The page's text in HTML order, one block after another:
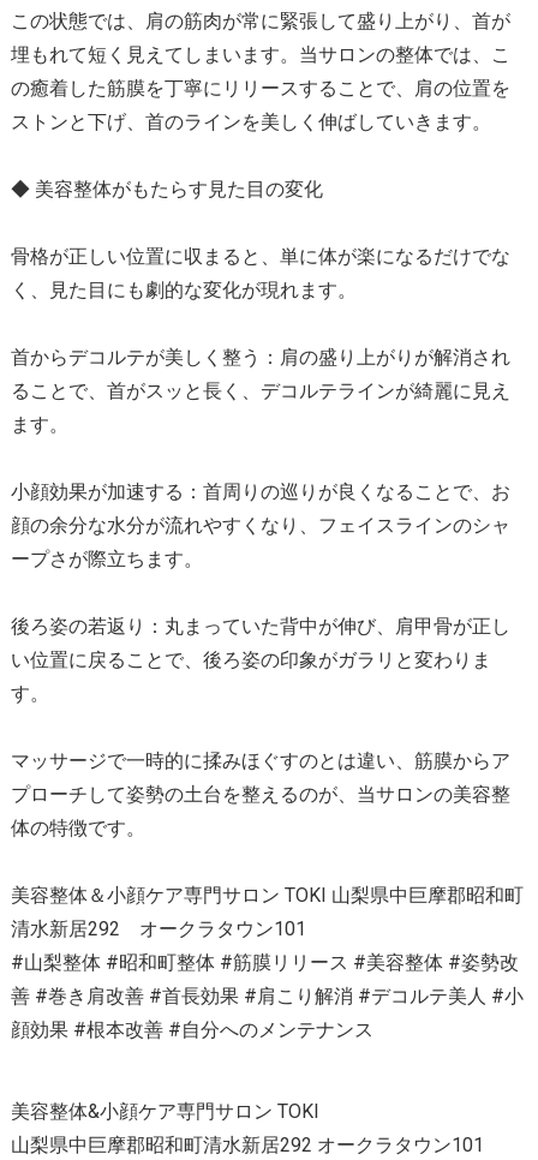
この状態では、肩の筋肉が常に緊張して盛り上がり、首が
埋もれて短く見えてしまいます。当サロンの整体では、こ
の癒着した筋膜を丁寧にリリースすることで、肩の位置を
ストンと下げ、首のラインを美しく伸ばしていきます。
◆ 美容整体がもたらす見た目の変化
骨格が正しい位置に収まると、単に体が楽になるだけでな
く、見た目にも劇的な変化が現れます。
首からデコルテが美しく整う：肩の盛り上がりが解消され
ることで、首がスッと長く、デコルテラインが綺麗に見え
ます。
小顔効果が加速する：首周りの巡りが良くなることで、お
顔の余分な水分が流れやすくなり、フェイスラインのシャ
ープさが際立ちます。
後ろ姿の若返り：丸まっていた背中が伸び、肩甲骨が正し
い位置に戻ることで、後ろ姿の印象がガラリと変わりま
す。
マッサージで一時的に揉みほぐすのとは違い、筋膜からア
プローチして姿勢の土台を整えるのが、当サロンの美容整
体の特徴です。
美容整体＆小顔ケア専門サロン TOKI 山梨県中巨摩郡昭和町
清水新居292 オークラタウン101
#山梨整体 #昭和町整体 #筋膜リリース #美容整体 #姿勢改
善 #巻き肩改善 #首長効果 #肩こり解消 #デコルテ美人 #小
顔効果 #根本改善 #自分へのメンテナンス
美容整体&小顔ケア専門サロン TOKI
山梨県中巨摩郡昭和町清水新居292 オークラタウン101